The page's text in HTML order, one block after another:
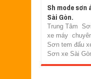
Sh mode sơn
Sài Gòn.
Trung Tâm
xe máy
Sơn tem đấu
Sơn xe Sài